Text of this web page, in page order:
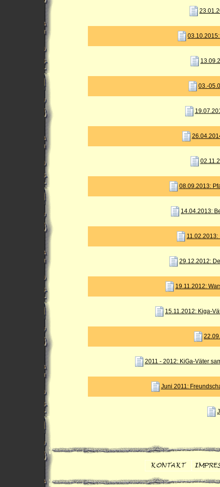
03.-
08.09.2013:
14.04.2013:
29.12.2012:
19.11.2012:
15.11.2012: Kiga-
2011 - 2012: KiGa-Väter
Juni 2011: